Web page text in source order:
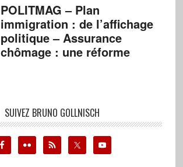
POLITMAG – Plan
immigration : de l’affichage
politique – Assurance
chômage : une réforme
SUIVEZ BRUNO GOLLNISCH